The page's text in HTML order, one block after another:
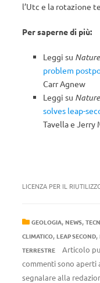
l’Utc e la rotazione
Per saperne di più:
Leggi su Nature
problem
Carr Agnew
Leggi su Nature
solves leap-
Tavella e Jerry
LICENZA PER IL
GEOLOGIA, NEWS,
CLIMATICO, LEAP SECOND,
TERRESTRE
Articolo
commenti sono aperti
segnalare alla